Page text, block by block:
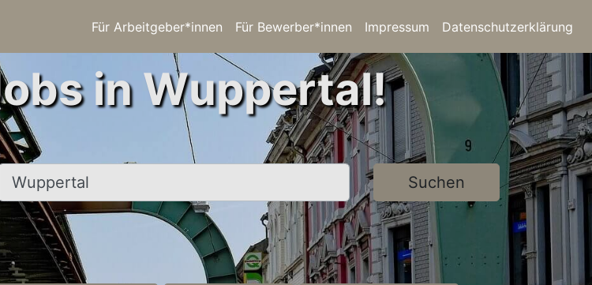
Für Arbeitgeber*innen Für Bewerber*innen Impressum Datenschutzerklärung
in Wuppertal!
Ort, Stadt Suchen